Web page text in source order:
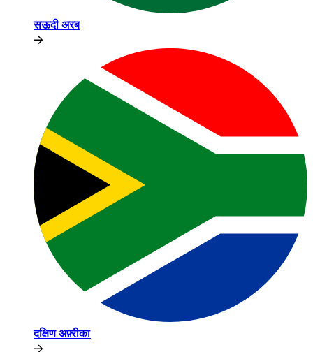
सऊदी अरब​​
दक्षिण अफ़्रीका​​